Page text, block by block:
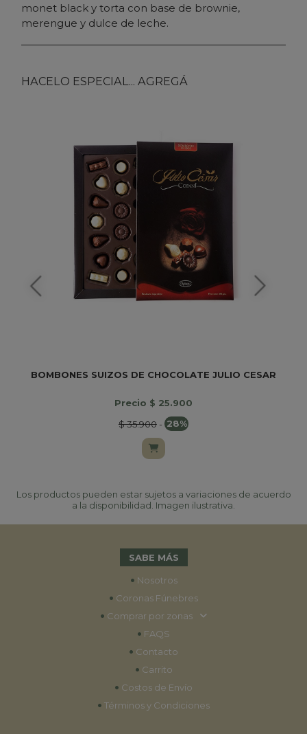
monet black y torta con base de brownie,
merengue y dulce de leche.
HACELO ESPECIAL... AGREGÁ
BOMBONES SUIZOS DE CHOCOLATE JULIO CESAR
Precio $ 25.900
$ 35.900- 28%
Los productos pueden estar sujetos a variaciones de acuerdo
a la disponibilidad. Imagen ilustrativa.
SABE MÁS
• Nosotros
• Coronas Fúnebres
• Comprar por zonas
• FAQS
• Contacto
• Carrito
• Costos de Envío
• Términos y Condiciones